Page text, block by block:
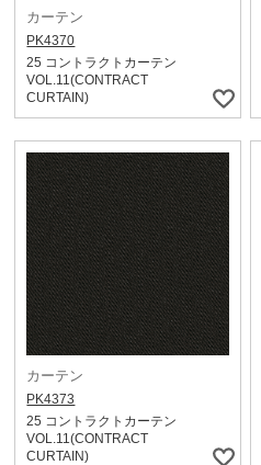
カーテン
PK4370
25 コントラクトカーテン
VOL.11(CONTRACT
CURTAIN)
カーテン
PK4373
25 コントラクトカーテン
VOL.11(CONTRACT
CURTAIN)